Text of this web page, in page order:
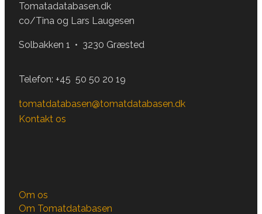
Tomatadatabasen.dk
co/Tina og Lars Laugesen
Solbakken 1 • 3230 Græsted
Telefon: +45 50 50 20 19
tomatdatabasen@tomatdatabasen.dk
Kontakt os
Om os
Om Tomatdatabasen